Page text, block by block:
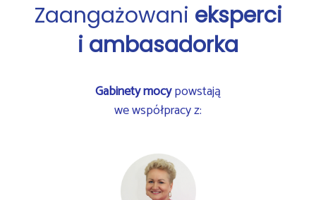
Zaangażowani eksperci
i ambasadorka
Gabinety mocypowstają
we współpracy z: